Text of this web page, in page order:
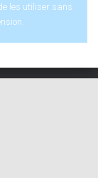
les utiliser sans